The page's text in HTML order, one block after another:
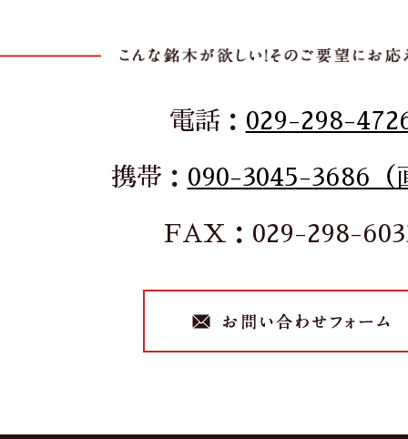
電話： 029-298-
携帯： 090-3045-3686（
FAX：029-298-